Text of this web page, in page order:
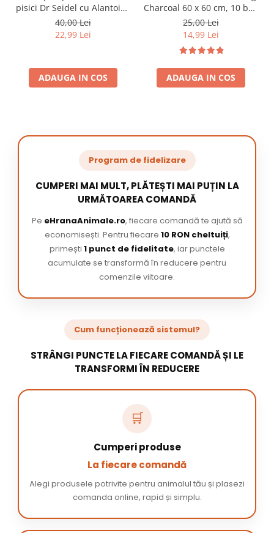
pisici Dr Seidel cu Alantoina
220 ml
40,00 Lei
22,99 Lei
ADAUGA IN COS
Charcoal 60 x 60 cm, 10 buc
/ pachet
25,00 Lei
14,99 Lei
ADAUGA IN COS
Program de fidelizare
CUMPERI MAI MULT, PLĂTEȘTI MAI PUȚIN LA
URMĂTOAREA COMANDĂ
Pe eHranaAnimale.ro, fiecare comandă te ajută să
economisești. Pentru fiecare 10 RON cheltuiți,
primești 1 punct de fidelitate, iar punctele
acumulate se transformă în reducere pentru
comenzile viitoare.
Cum funcționează sistemul?
STRÂNGI PUNCTE LA FIECARE COMANDĂ ȘI LE
TRANSFORMI ÎN REDUCERE
🛒
Cumperi produse
La fiecare comandă
Alegi produsele potrivite pentru animalul tău și plasezi
comanda online, rapid și simplu.